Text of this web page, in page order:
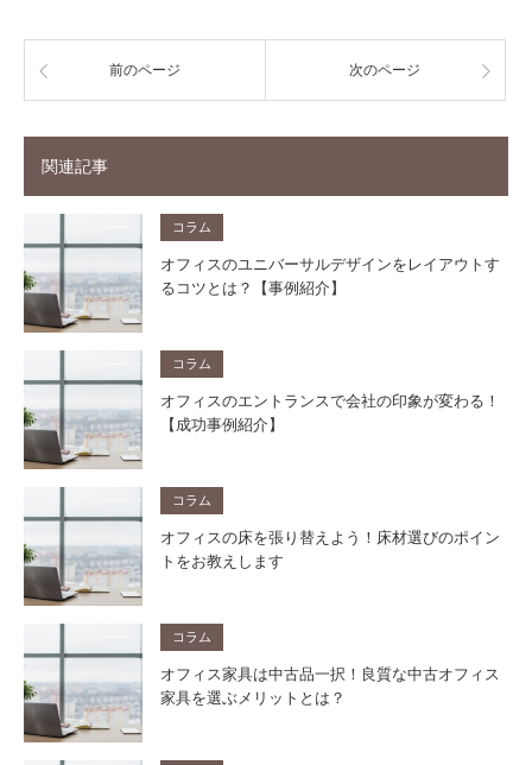
前のページ 次のページ
関連記事
コラム
オフィスのユニバーサルデザインをレイアウトす
るコツとは？【事例紹介】
コラム
オフィスのエントランスで会社の印象が変わる！
【成功事例紹介】
コラム
オフィスの床を張り替えよう！床材選びのポイン
トをお教えします
コラム
オフィス家具は中古品一択！良質な中古オフィス
家具を選ぶメリットとは？